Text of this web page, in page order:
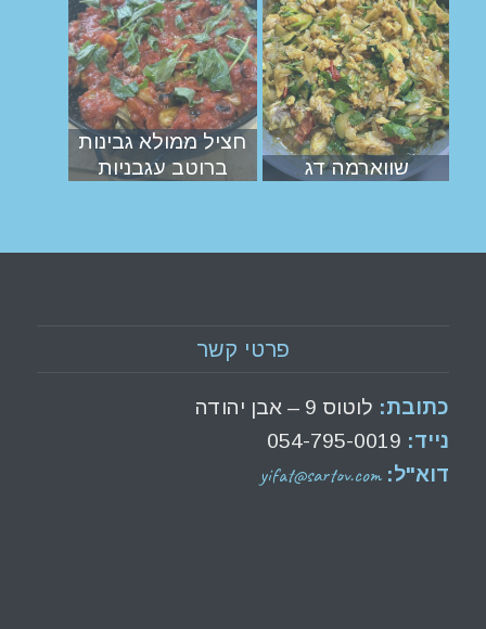
שווארמה דג
חציל ממולא גבינות
ברוטב עגבניות
פרטי קשר
כתובת: לוטוס 9 – אבן יהודה
נייד: 054-795-0019
דוא"ל:yifat@sartov.com